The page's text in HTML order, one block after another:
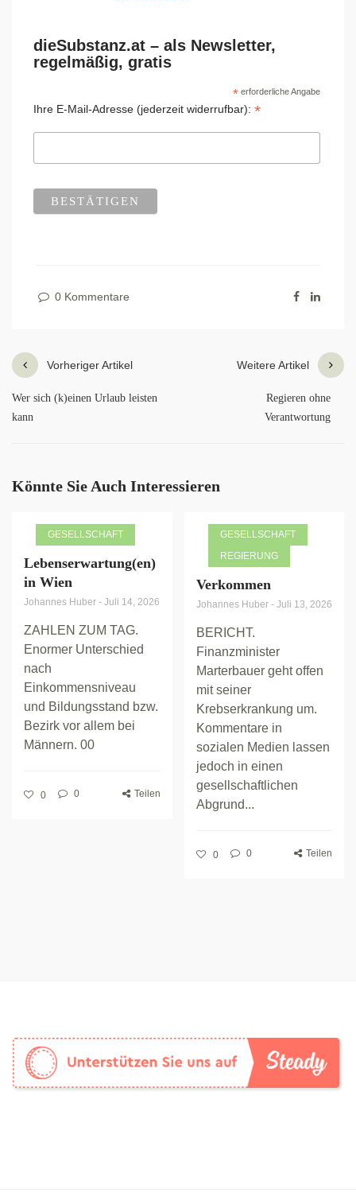
dieSubstanz.at – als Newsletter,
regelmäßig, gratis
*erforderliche Angabe
Ihre E-Mail-Adresse (jederzeit widerrufbar): *
0 Kommentare
Vorheriger Artikel
Wer sich (k)einen Urlaub leisten
kann
Weitere Artikel
Regieren ohne
Verantwortung
Könnte Sie Auch Interessieren
GESELLSCHAFT
Lebenserwartung(en)
in Wien
Johannes Huber - Juli 14, 2026
ZAHLEN ZUM TAG.
Enormer Unterschied
nach
Einkommensniveau
und Bildungsstand bzw.
Bezirk vor allem bei
Männern. 00
0 0 Teilen
GESELLSCHAFT
REGIERUNG
Verkommen
Johannes Huber - Juli 13, 2026
BERICHT.
Finanzminister
Marterbauer geht offen
mit seiner
Krebserkrankung um.
Kommentare in
sozialen Medien lassen
jedoch in einen
gesellschaftlichen
Abgrund...
0 0 Teilen